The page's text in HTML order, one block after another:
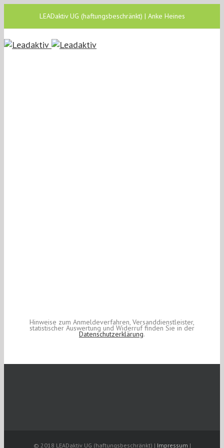
LEADaktiv UG (haftungsbeschränkt) | Anke Heines
Hinweise zum Anmeldeverfahren, Versanddienstleister,
statistischer Auswertung und Widerruf finden Sie in der
Datenschutzerklärung.
© 2018 LEADaktiv UG (haftungsbeschränkt) | Impressum |